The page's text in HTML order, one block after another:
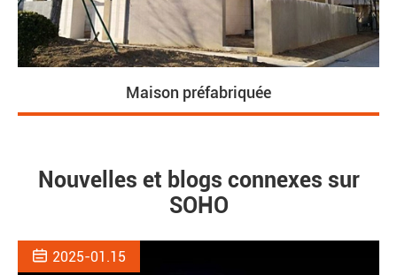
Maison préfabriquée
Nouvelles et blogs connexes sur
SOHO
 2025-01.15